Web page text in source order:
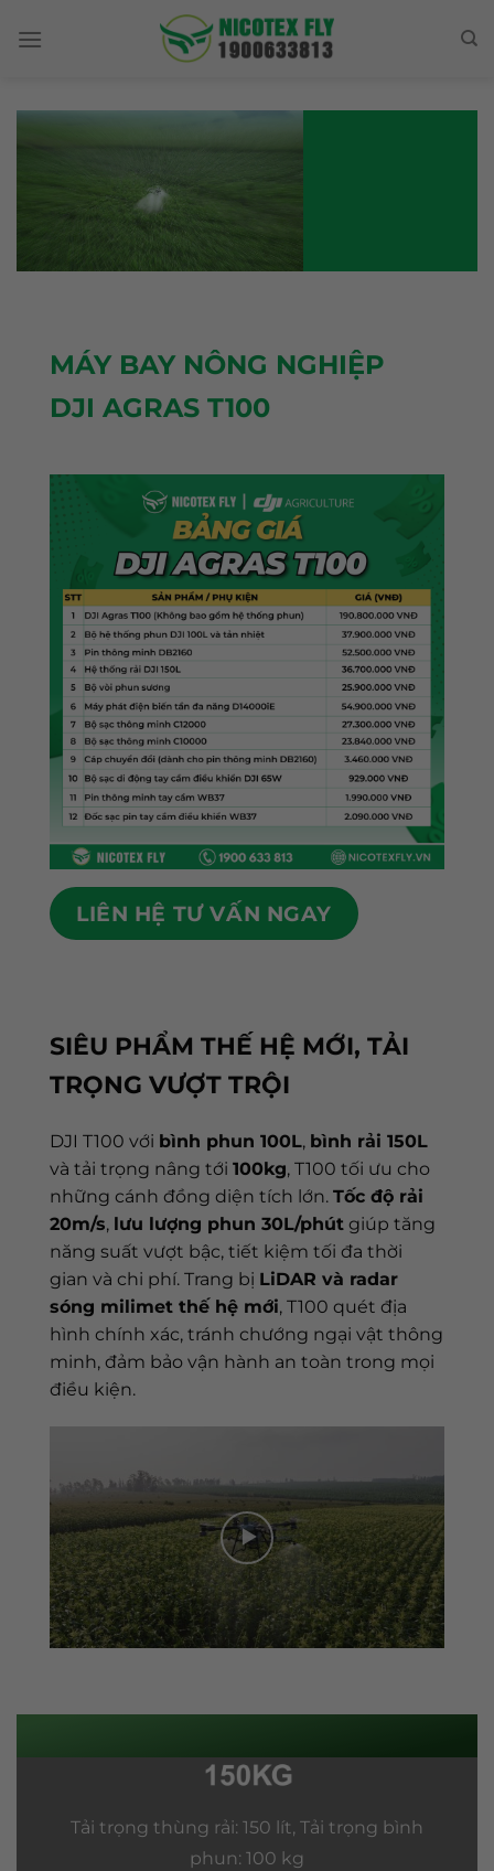
MÁY BAY NÔNG NGHIỆP
DJI AGRAS T100
LIÊN HỆ TƯ VẤN NGAY
SIÊU PHẨM THẾ HỆ MỚI, TẢI
TRỌNG VƯỢT TRỘI
DJI T100 với bình phun 100L, bình rải 150L
và tải trọng nâng tới 100kg, T100 tối ưu cho
những cánh đồng diện tích lớn. Tốc độ rải
20m/s, lưu lượng phun 30L/phút giúp tăng
năng suất vượt bậc, tiết kiệm tối đa thời
gian và chi phí. Trang bị LiDAR và radar
sóng milimet thế hệ mới, T100 quét địa
hình chính xác, tránh chướng ngại vật thông
minh, đảm bảo vận hành an toàn trong mọi
điều kiện.
Tải trọng thùng rải: 150 lít, Tải trọng bình
phun: 100 kg